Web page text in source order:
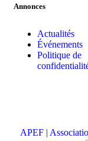
Annonces
Actualités
Événements
Politique de
APEF |